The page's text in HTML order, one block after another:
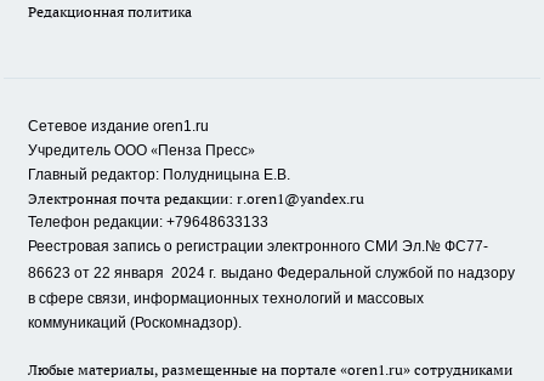
Редакционная политика
Сетевое издание oren1.ru
Учредитель ООО «Пенза Пресс»
Главный редактор: Полудницына Е.В.
Электронная почта редакции: r.oren1@yandex.ru
Телефон редакции: +79648633133
Реестровая запись о регистрации электронного СМИ Эл.№ ФС77-
86623 от 22 января 2024 г. выдано Федеральной службой по надзору
в сфере связи, информационных технологий и массовых
коммуникаций (Роскомнадзор).
Любые материалы, размещенные на портале «oren1.ru» сотрудниками